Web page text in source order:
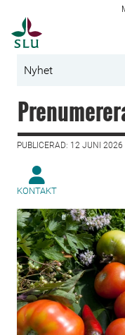
Nyhet
PUBLICERAD: 12 JUNI 2026
KONTAKT